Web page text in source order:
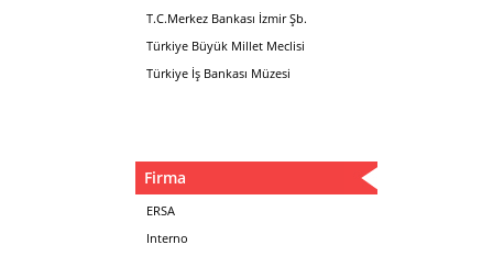
T.C.Merkez Bankası İzmir Şb.
Türkiye Büyük Millet Meclisi
Türkiye İş Bankası Müzesi
Firma
ERSA
Interno